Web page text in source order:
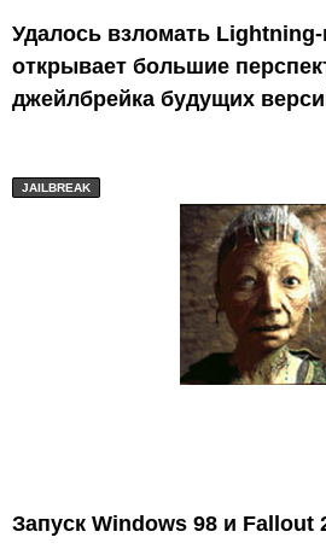
Удалось взломать
открывает большие
джейлбрейка будущих
JAILBREAK
Запуск Windows 98 и Fallout